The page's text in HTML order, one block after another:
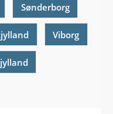
Sønderborg
Viborg